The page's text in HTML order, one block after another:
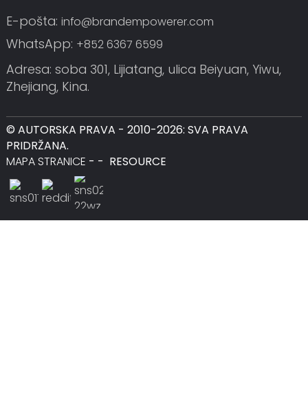
E-pošta: info@brandempowerer.com
WhatsApp: +852 6367 6599
Adresa: soba 301, Lijiatang, ulica Beiyuan, Yiwu,
Zhejiang, Kina.
© AUTORSKA PRAVA - 2010-2026: SVA PRAVA
PRIDRŽANA.
MAPA STRANICE - - RESOURCE